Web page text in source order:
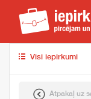
Visi iepirkumi
Atpakaļ uz